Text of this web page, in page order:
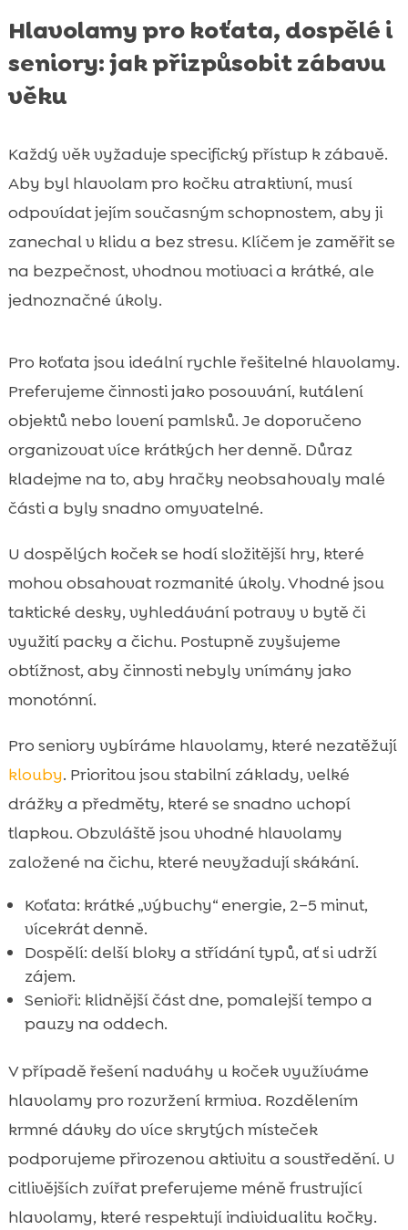
Hlavolamy pro koťata, dospělé i
seniory: jak přizpůsobit zábavu
věku
Každý věk vyžaduje specifický přístup k zábavě.
Aby byl hlavolam pro kočku atraktivní, musí
odpovídat jejím současným schopnostem, aby ji
zanechal v klidu a bez stresu. Klíčem je zaměřit se
na bezpečnost, vhodnou motivaci a krátké, ale
jednoznačné úkoly.
Pro koťata jsou ideální rychle řešitelné hlavolamy.
Preferujeme činnosti jako posouvání, kutálení
objektů nebo lovení pamlsků. Je doporučeno
organizovat více krátkých her denně. Důraz
kladejme na to, aby hračky neobsahovaly malé
části a byly snadno omyvatelné.
U dospělých koček se hodí složitější hry, které
mohou obsahovat rozmanité úkoly. Vhodné jsou
taktické desky, vyhledávání potravy v bytě či
využití packy a čichu. Postupně zvyšujeme
obtížnost, aby činnosti nebyly vnímány jako
monotónní.
Pro seniory vybíráme hlavolamy, které nezatěžují
klouby. Prioritou jsou stabilní základy, velké
drážky a předměty, které se snadno uchopí
tlapkou. Obzvláště jsou vhodné hlavolamy
založené na čichu, které nevyžadují skákání.
Koťata: krátké „výbuchy“ energie, 2–5 minut,
vícekrát denně.
Dospělí: delší bloky a střídání typů, ať si udrží
zájem.
Senioři: klidnější část dne, pomalejší tempo a
pauzy na oddech.
V případě řešení nadváhy u koček využíváme
hlavolamy pro rozvržení krmiva. Rozdělením
krmné dávky do více skrytých místeček
podporujeme přirozenou aktivitu a soustředění. U
citlivějších zvířat preferujeme méně frustrující
hlavolamy, které respektují individualitu kočky.